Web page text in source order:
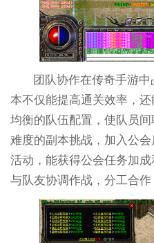
团队协作在传奇手游
本不仅能提高通关效率，
均衡的队伍配置，使队员
难度的副本挑战，加入公
活动，能获得公会任务加
与队友协调作战，分工合作